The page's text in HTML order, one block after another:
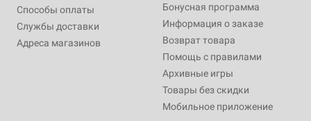
Способы оплаты
Службы доставки
Адреса магазинов
Бонусная программа
Информация о заказе
Возврат товара
Помощь с правилами
Архивные игры
Товары без скидки
Мобильное приложение